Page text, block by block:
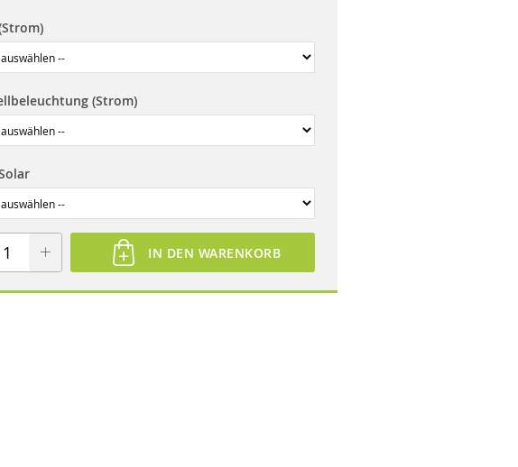
(Strom)
IN DEN WARENKORB